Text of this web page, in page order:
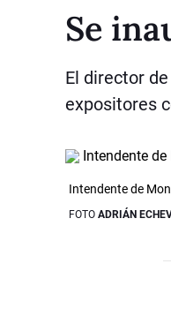
Se
El director
expositores
Intendente de
FOTO ADRIÁN